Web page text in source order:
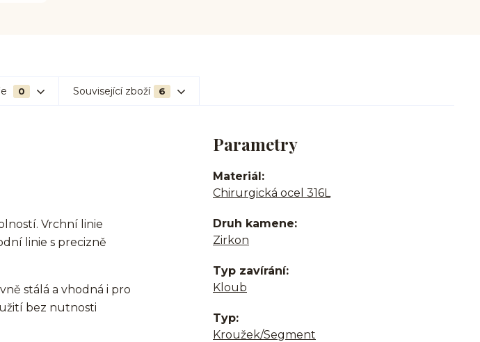
0 Související zboží 6
Vrchní linie
linie s precizně
stálá a vhodná i pro
bez nutnosti
Parametry
Materiál
Chirurgická ocel 316L
Druh kamene
Zirkon
Typ zavírání
Kloub
Typ
Kroužek/Segment